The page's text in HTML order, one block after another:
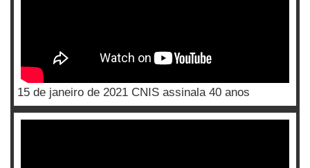
15 de janeiro de 2021 CNIS assinala 40 anos